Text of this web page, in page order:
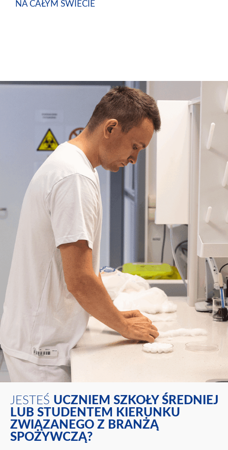
NA CAŁYM ŚWIECIE
JESTEŚ UCZNIEM SZKOŁY ŚREDNIEJ
LUB STUDENTEM KIERUNKU
ZWIĄZANEGO Z BRANŻĄ
SPOŻYWCZĄ?